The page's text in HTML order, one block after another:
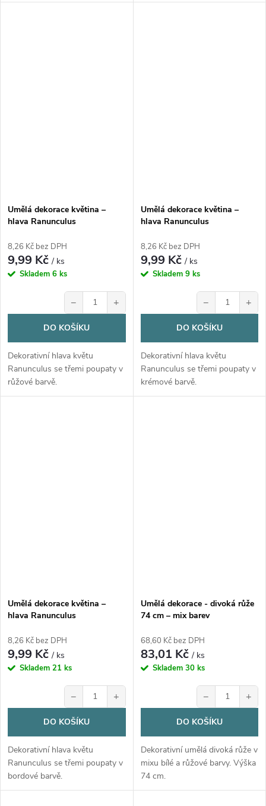
Umělá dekorace květina –
hlava Ranunculus
8,26 Kč bez DPH
9,99 Kč/ ks
Skladem 6 ks
− +
DO KOŠÍKU
Dekorativní hlava květu
Ranunculus se třemi poupaty v
růžové barvě.
Umělá dekorace květina –
hlava Ranunculus
8,26 Kč bez DPH
9,99 Kč/ ks
Skladem 9 ks
− +
DO KOŠÍKU
Dekorativní hlava květu
Ranunculus se třemi poupaty v
krémové barvě.
Umělá dekorace květina –
hlava Ranunculus
8,26 Kč bez DPH
9,99 Kč/ ks
Skladem 21 ks
− +
DO KOŠÍKU
Dekorativní hlava květu
Ranunculus se třemi poupaty v
bordové barvě.
Umělá dekorace - divoká růže
74 cm – mix barev
68,60 Kč bez DPH
83,01 Kč/ ks
Skladem 30 ks
− +
DO KOŠÍKU
Dekorativní umělá divoká růže v
mixu bílé a růžové barvy. Výška
74 cm.